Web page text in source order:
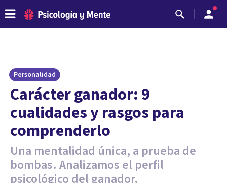
Personalidad
​Carácter ganador: 9
cualidades y rasgos para
comprenderlo
Una mentalidad única, a prueba de
bombas. Analizamos el perfil
psicológico del ganador.